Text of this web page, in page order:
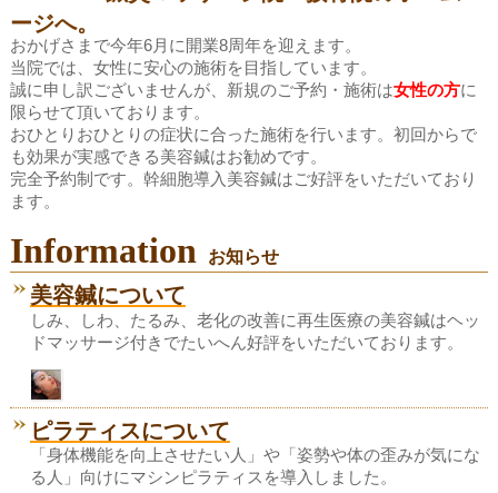
ージへ。
おかげさまで今年6月に開業8周年を迎えます。
当院では、女性に安心の施術を目指しています。
誠に申し訳ございませんが、新規のご予約・施術は女性の方に
限らせて頂いております。
おひとりおひとりの症状に合った施術を行います。初回からで
も効果が実感できる美容鍼はお勧めです。
完全予約制です。幹細胞導入美容鍼はご好評をいただいており
ます。
Information お知らせ
美容鍼について
しみ、しわ、たるみ、老化の改善に再生医療の美容鍼はヘッ
ドマッサージ付きでたいへん好評をいただいております。
ピラティスについて
「身体機能を向上させたい人」や「姿勢や体の歪みが気にな
る人」向けにマシンピラティスを導入しました。